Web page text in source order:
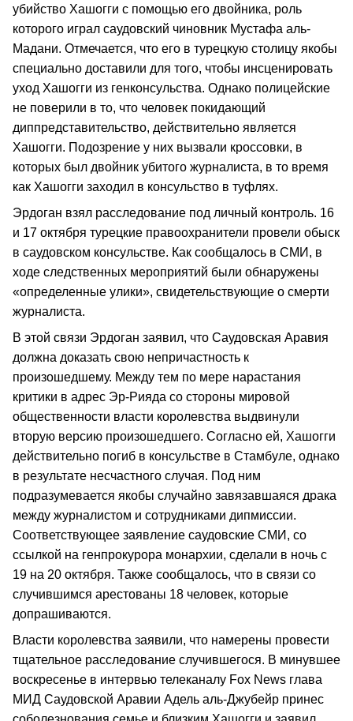
убийство Хашогги с помощью его двойника, роль
которого играл саудовский чиновник Мустафа аль-
Мадани. Отмечается, что его в турецкую столицу якобы
специально доставили для того, чтобы инсценировать
уход Хашогги из генконсульства. Однако полицейские
не поверили в то, что человек покидающий
диппредставительство, действительно является
Хашогги. Подозрение у них вызвали кроссовки, в
которых был двойник убитого журналиста, в то время
как Хашогги заходил в консульство в туфлях.
Эрдоган взял расследование под личный контроль. 16
и 17 октября турецкие правоохранители провели обыск
в саудовском консульстве. Как сообщалось в СМИ, в
ходе следственных мероприятий были обнаружены
«определенные улики», свидетельствующие о смерти
журналиста.
В этой связи Эрдоган заявил, что Саудовская Аравия
должна доказать свою непричастность к
произошедшему. Между тем по мере нарастания
критики в адрес Эр-Рияда со стороны мировой
общественности власти королевства выдвинули
вторую версию произошедшего. Согласно ей, Хашогги
действительно погиб в консульстве в Стамбуле, однако
в результате несчастного случая. Под ним
подразумевается якобы случайно завязавшаяся драка
между журналистом и сотрудниками дипмиссии.
Соответствующее заявление саудовские СМИ, со
ссылкой на генпрокурора монархии, сделали в ночь с
19 на 20 октября. Также сообщалось, что в связи со
случившимся арестованы 18 человек, которые
допрашиваются.
Власти королевства заявили, что намерены провести
тщательное расследование случившегося. В минувшее
воскресенье в интервью телеканалу Fox News глава
МИД Саудовской Аравии Адель аль-Джубейр принес